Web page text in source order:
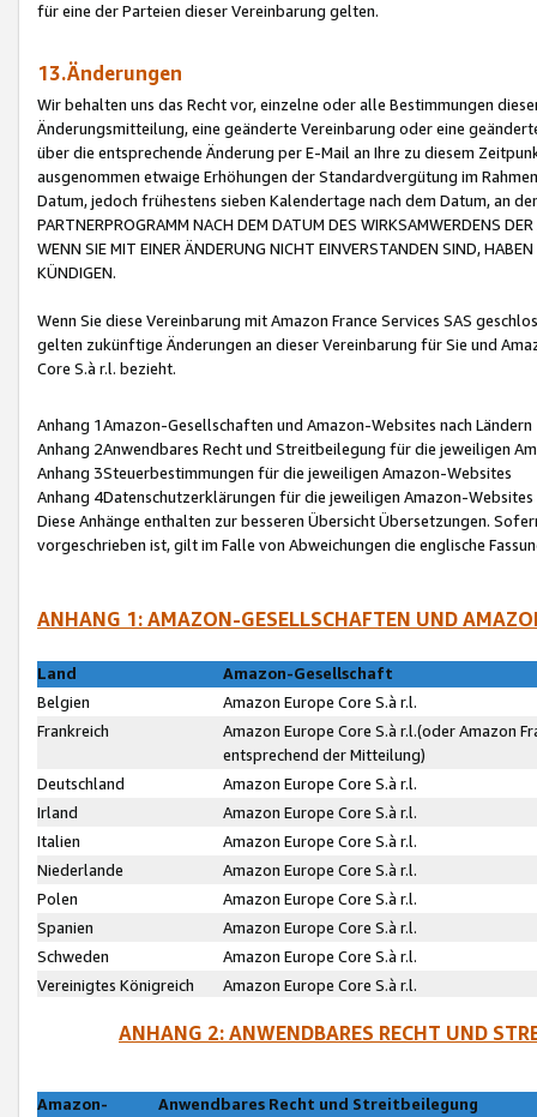
für eine der Parteien dieser Vereinbarung gelten.
13.Änderungen
Wir behalten uns das Recht vor, einzelne oder alle Bestimmungen
Änderungsmitteilung, eine geänderte Vereinbarung oder eine
über die entsprechende Änderung per E-Mail an Ihre zu diesem
ausgenommen etwaige Erhöhungen der Standardvergütung im
Datum, jedoch frühestens sieben Kalendertage nach dem Datum, an
PARTNERPROGRAMM NACH DEM DATUM DES WIRKSAMWERDENS
WENN SIE MIT EINER ÄNDERUNG NICHT EINVERSTANDEN SIND,
KÜNDIGEN.
Wenn Sie diese Vereinbarung mit Amazon France Services SAS
gelten zukünftige Änderungen an dieser Vereinbarung für Sie und
Core S.à r.l. bezieht.
Anhang 1Amazon-Gesellschaften und Amazon-Websites nach Ländern
Anhang 2Anwendbares Recht und Streitbeilegung für die jeweiligen
Anhang 3Steuerbestimmungen für die jeweiligen Amazon-Websites
Anhang 4Datenschutzerklärungen für die jeweiligen Amazon-Websites
Diese Anhänge enthalten zur besseren Übersicht Übersetzungen.
vorgeschrieben ist, gilt im Falle von Abweichungen die englische
ANHANG 1: AMAZON-GESELLSCHAFTEN UND
Land
Amazon-Gesellschaft
Belgien
Amazon Europe Core S.à r.l.
Frankreich
Amazon Europe Core S.à r.l.(oder Amazon
entsprechend der Mitteilung)
Deutschland
Amazon Europe Core S.à r.l.
Irland
Amazon Europe Core S.à r.l.
Italien
Amazon Europe Core S.à r.l.
Niederlande
Amazon Europe Core S.à r.l.
Polen
Amazon Europe Core S.à r.l.
Spanien
Amazon Europe Core S.à r.l.
Schweden
Amazon Europe Core S.à r.l.
Vereinigtes Königreich
Amazon Europe Core S.à r.l.
ANHANG 2: ANWENDBARES RECHT UND
Amazon-
Anwendbares Recht und Streitbeilegung